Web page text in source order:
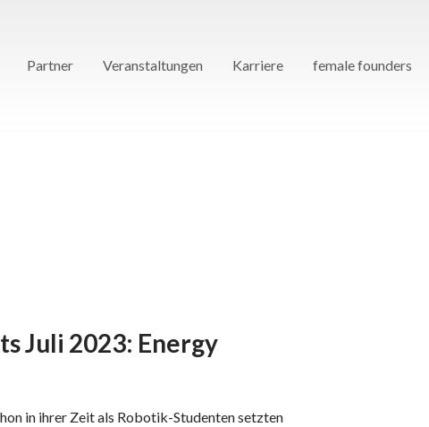
Partner Veranstaltungen Karriere female founders
Juli 2023: Energy
in ihrer Zeit als Robotik-Studenten setzten